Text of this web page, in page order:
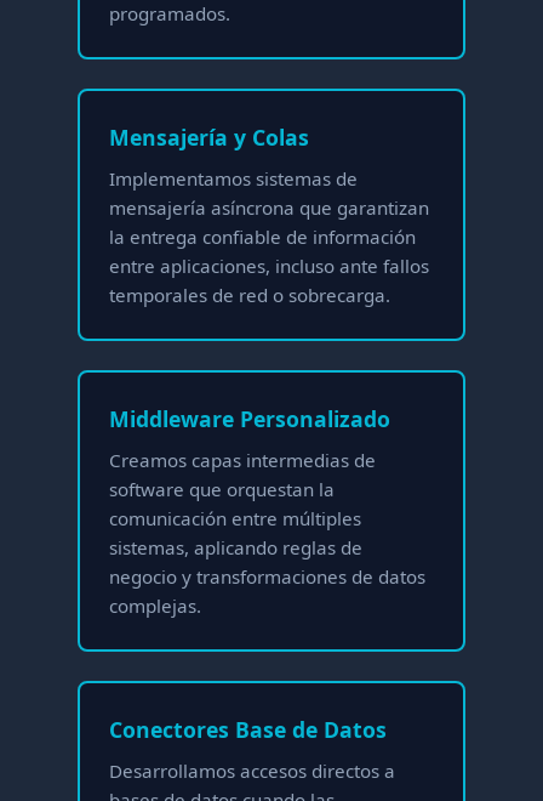
programados.
Mensajería y Colas
Implementamos sistemas de
mensajería asíncrona que garantizan
la entrega confiable de información
entre aplicaciones, incluso ante fallos
temporales de red o sobrecarga.
Middleware Personalizado
Creamos capas intermedias de
software que orquestan la
comunicación entre múltiples
sistemas, aplicando reglas de
negocio y transformaciones de datos
complejas.
Conectores Base de Datos
Desarrollamos accesos directos a